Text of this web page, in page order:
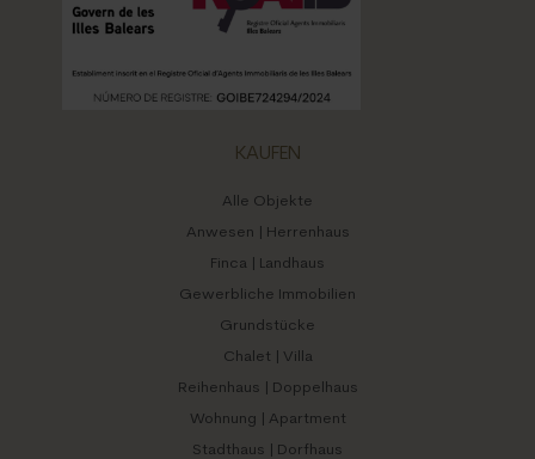
KAUFEN
Alle Objekte
Anwesen | Herrenhaus
Finca | Landhaus
Gewerbliche Immobilien
Grundstücke
Chalet | Villa
Reihenhaus | Doppelhaus
Wohnung | Apartment
Stadthaus | Dorfhaus